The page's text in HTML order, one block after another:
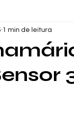
1 min de leitura